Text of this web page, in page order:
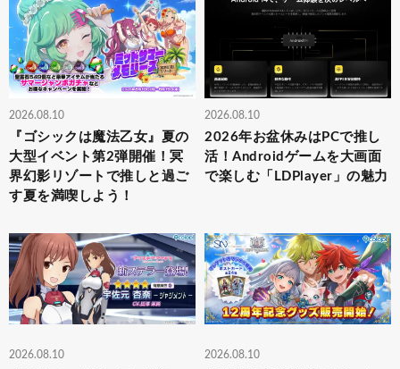
2026.08.10
『ゴシックは魔法乙女』夏の
大型イベント第2弾開催！冥
界幻影リゾートで推しと過ご
す夏を満喫しよう！
2026.08.10
2026年お盆休みはPCで推し
活！Androidゲームを大画面
で楽しむ「LDPlayer」の魅力
2026.08.10 2026.08.10